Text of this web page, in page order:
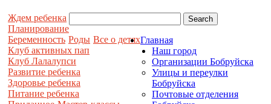
Ждем ребенка
Планирование
Беременность Роды Все о детях
Клуб активных пап
Клуб Лалалупси
Развитие ребенка
Здоровье ребенка
Питание ребенка
Главная
Наш город
Организации Бобруйска
Улицы и переулки
Бобруйска
Почтовые отделения